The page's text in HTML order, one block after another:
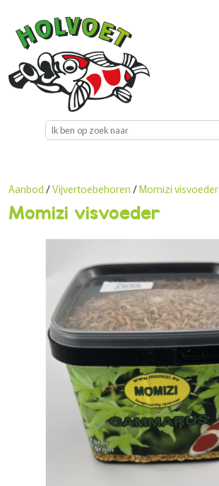
Momizi visvoeder
Aanbod /Vijvertoebehoren /Momizi visvoeder